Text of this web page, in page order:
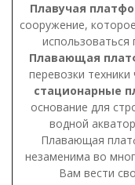
Плавучая
сооружение,
Плавающая
перевозки
стационарные
основание для
водной
Плавающая
незаменима во
Вам вести